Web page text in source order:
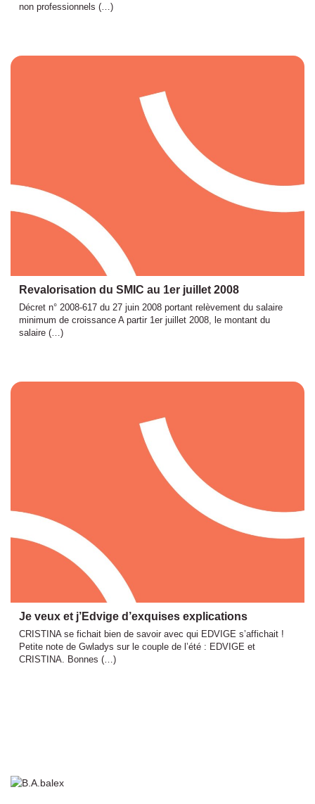
non professionnels (…)
Revalorisation du SMIC au 1er juillet 2008
Décret n° 2008-617 du 27 juin 2008 portant relèvement du salaire
minimum de croissance A partir 1er juillet 2008, le montant du
salaire (…)
Je veux et j’Edvige d’exquises explications
CRISTINA se fichait bien de savoir avec qui EDVIGE s’affichait !
Petite note de Gwladys sur le couple de l’été : EDVIGE et
CRISTINA. Bonnes (…)